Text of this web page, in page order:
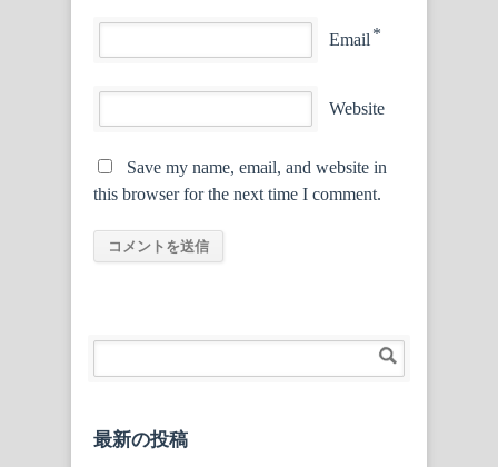
Email *
Website
Save my name, email, and website in
this browser for the next time I comment.
最新の投稿